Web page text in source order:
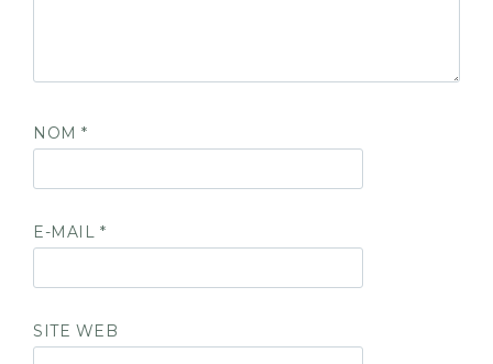
NOM*
E-MAIL *
SITE WEB